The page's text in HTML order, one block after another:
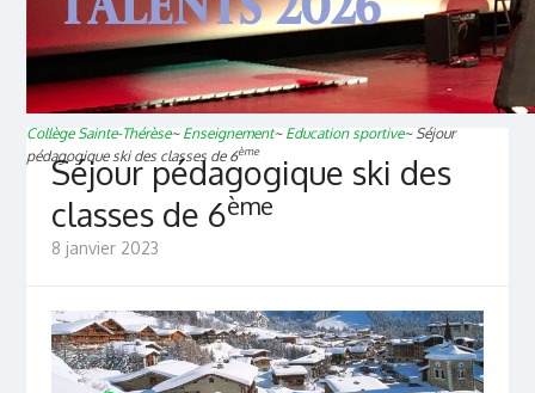
Collège Sainte-Thérèse~ Enseignement~ Education sportive~ Séjour
pédagogique ski des classes de 6ème
Séjour pédagogique ski des
classes de 6ème
8 janvier 2023